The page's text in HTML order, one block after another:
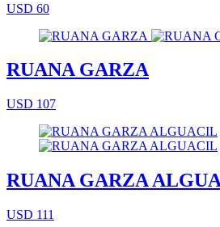
USD 60
RUANA GARZA
USD 107
RUANA GARZA
USD 111